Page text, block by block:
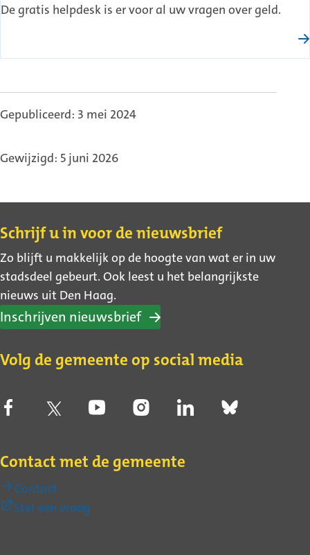
De gratis helpdesk is er voor al uw vragen over geld.
Gepubliceerd: 3 mei 2024
Gewijzigd: 5 juni 2026
Contact
Schrijf u in voor de nieuwsbrief
Zo blijft u makkelijk op de hoogte van wat er in uw
stadsdeel gebeurt. Ook leest u het belangrijkste
nieuws uit Den Haag.
Inschrijven nieuwsbrief
Volg de gemeente op social media
Contact met de gemeente
Contact
Stel een vraag